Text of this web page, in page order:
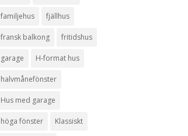
familjehus fjällhus
fransk balkong fritidshus
garage H-format hus
halvmånefönster
Hus med garage
höga fönster Klassiskt